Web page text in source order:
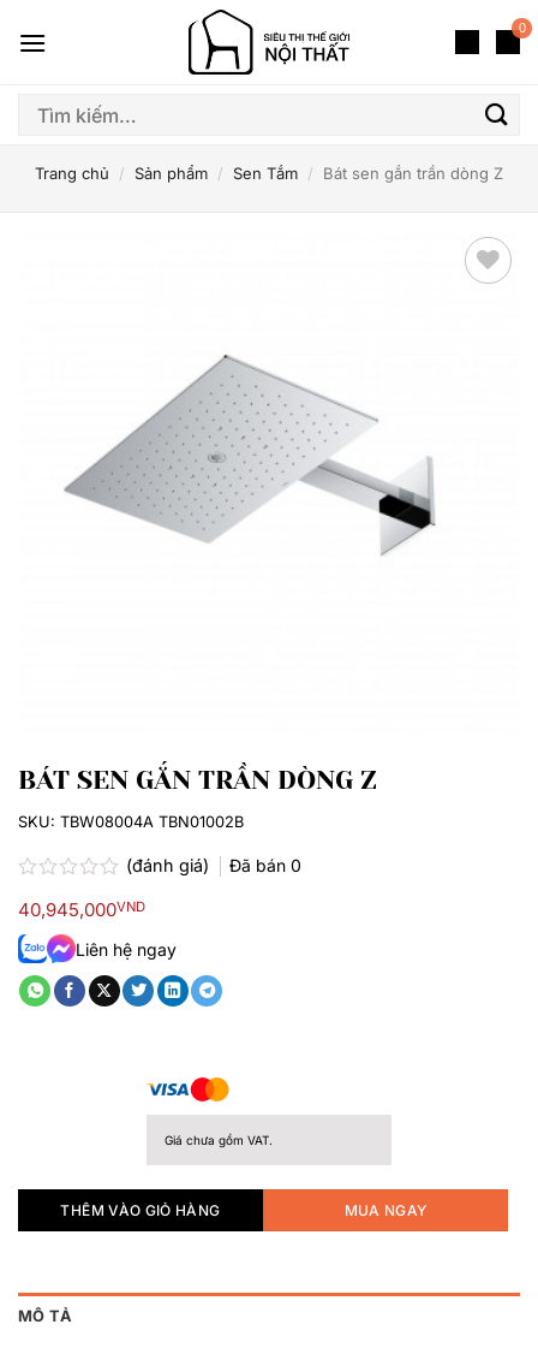
qua
dung
0
Tìm
Trang chủ / Sản phẩm / Sen Tắm / Bát sen gắn trần dòng Z
BÁT SEN GẮN TRẦN DÒNG Z
xếp
hạng
0.0
5
sao
(đánh giá) Đã bán 0
40,945,000VND
Liên hệ ngay
Giá chưa gồm VAT.
THÊM VÀO GIỎ HÀNG MUA NGAY
SKU: TBW08004A TBN01002B
MÔ TẢ